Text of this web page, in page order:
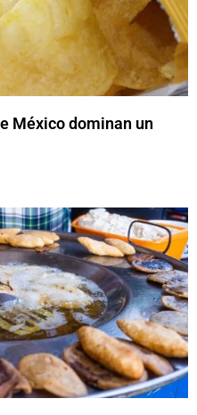
México dominan un